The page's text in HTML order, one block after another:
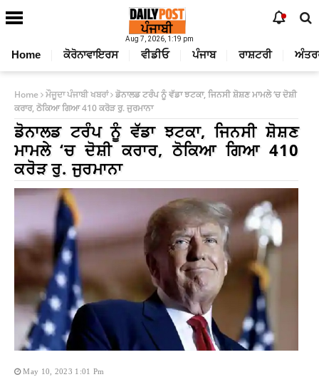
Aug 7, 2026, 1:19 pm
Home ਕੋਰੋਨਾਵਾਇਰਸ ਵੀਡੀਓ ਪੰਜਾਬ ਰਾਸ਼ਟਰੀ
Home ਮੌਜੂਦਾ ਪੰਜਾਬੀ ਖਬਰਾਂ ਡੋਨਾਲਡ ਟਰੰਪ ਨੂੰ ਵੱਡਾ ਝਟਕਾ, ਜਿਨਸੀ ਸ਼ੋਸ਼ਣ ਮਾਮਲੇ ‘ਚ ਦੋਸ਼ੀ
ਕਰਾਰ, ਠੋਕਿਆ ਗਿਆ 410 ਕਰੋੜ ਰੁ. ਜੁਰਮਾਨਾ
ਡੋਨਾਲਡ ਟਰੰਪ ਨੂੰ ਵੱਡਾ ਝਟਕਾ, ਜਿਨਸੀ ਸ਼ੋਸ਼ਣ
ਮਾਮਲੇ ‘ਚ ਦੋਸ਼ੀ ਕਰਾਰ, ਠੋਕਿਆ ਗਿਆ 410
ਕਰੋੜ ਰੁ. ਜੁਰਮਾਨਾ
May 10, 2023 1:01 Pm